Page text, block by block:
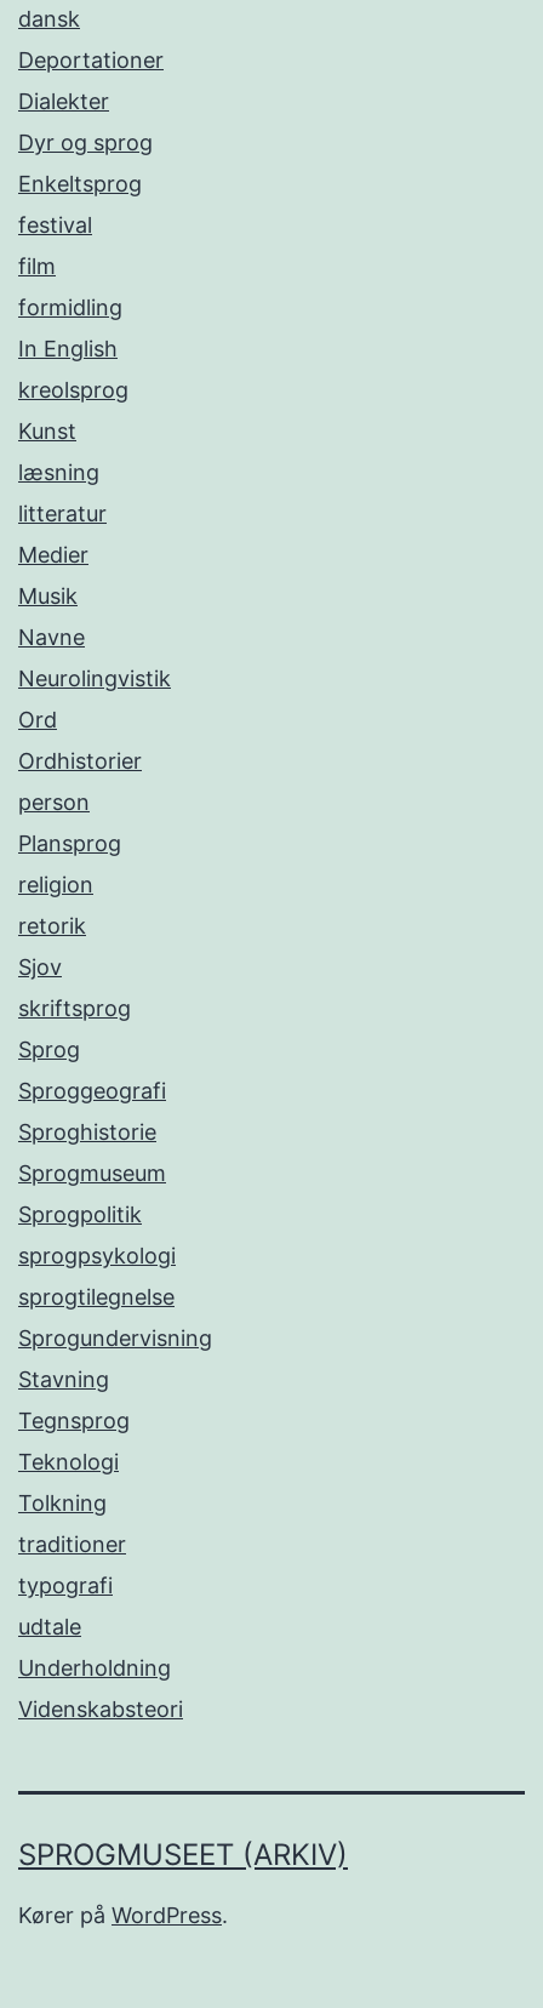
dansk
Deportationer
Dialekter
Dyr og sprog
Enkeltsprog
festival
film
formidling
In English
kreolsprog
Kunst
læsning
litteratur
Medier
Musik
Navne
Neurolingvistik
Ord
Ordhistorier
person
Plansprog
religion
retorik
Sjov
skriftsprog
Sprog
Sproggeografi
Sproghistorie
Sprogmuseum
Sprogpolitik
sprogpsykologi
sprogtilegnelse
Sprogundervisning
Stavning
Tegnsprog
Teknologi
Tolkning
traditioner
typografi
udtale
Underholdning
Videnskabsteori
SPROGMUSEET (ARKIV)
Kører på WordPress.